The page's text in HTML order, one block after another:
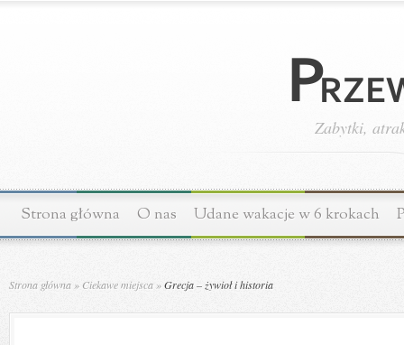
Zabytki,
Strona główna O nas Udane wakacje w 6 krokach
Strona główna » Ciekawe miejsca »Grecja – żywioł i historia